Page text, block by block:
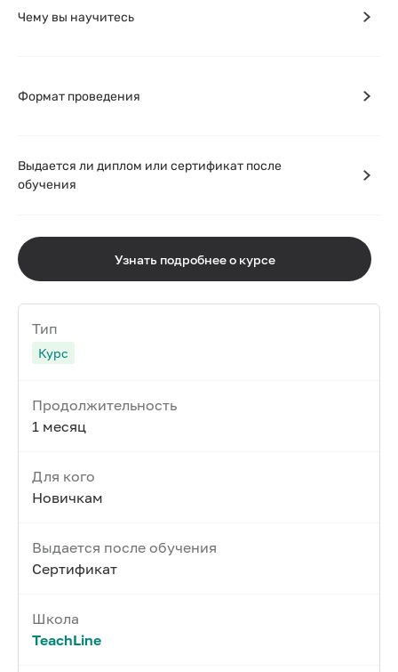
Чему вы научитесь
Формат проведения
Выдается ли диплом или сертификат после
обучения
Узнать подробнее о курсе
Тип
Курс
Продолжительность
1 месяц
Для кого
Новичкам
Выдается после обучения
Сертификат
Школа
TeachLine